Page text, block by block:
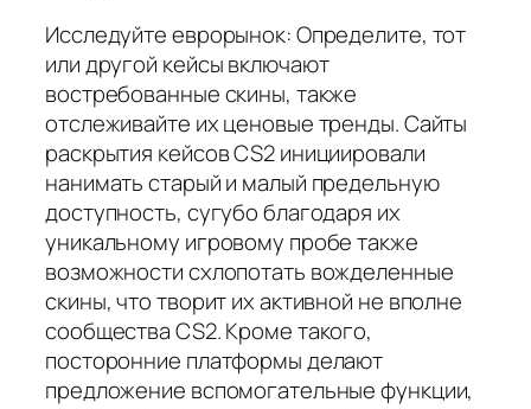
Исследуйте еврорынок: Определите, тот
или другой кейсы включают
востребованные скины, также
отслеживайте их ценовые тренды. Сайты
раскрытия кейсов CS2 инициировали
нанимать старый и малый предельную
доступность, сугубо благодаря их
уникальному игровому пробе также
возможности схлопотать вожделенные
скины, что творит их активной не вполне
сообщества CS2. Кроме такого,
посторонние платформы делают
предложение вспомогательные функции,